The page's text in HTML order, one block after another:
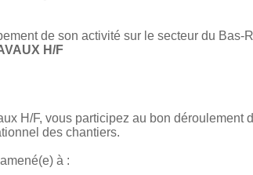
de son activité sur le secteur du
H/F
H/F, vous participez au bon déroulement
des chantiers.
à :